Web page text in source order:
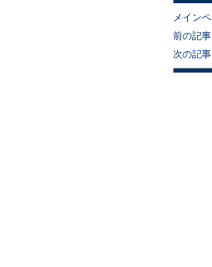
メイン
前の記
次の記